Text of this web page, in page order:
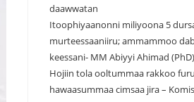
daawwatan
Itoophiyaanonni miliyoona 5
murteessaaniiru; ammammoo
keessani- MM Abiyyi Ahimad (PhD)
Hojiin tola ooltummaa rakkoo
hawaasummaa cimsaa jira –